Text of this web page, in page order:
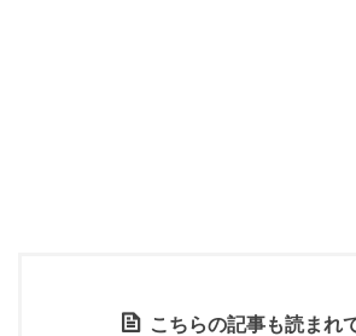
こちらの記事も読まれ